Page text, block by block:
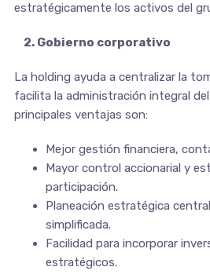
estratégicamente los activos del
2. Gobierno corporativo
La holding ayuda a centralizar la
facilita la administración integral
principales ventajas son:
Mejor gestión financiera,
Mayor control accionarial y
participación.
Planeación estratégica
simplificada.
Facilidad para incorporar
estratégicos.